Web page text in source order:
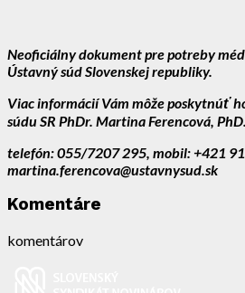
Neoficiálny dokument pre potreby
Ústavný súd Slovenskej republiky.
Viac informácií Vám môže poskytnúť
súdu SR PhDr. Martina Ferencová, PhD.
telefón: 055/7207 295, mobil: +421
martina.ferencova@ustavnysud.sk
Komentáre
komentárov